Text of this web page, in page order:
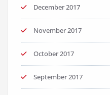
December 2017
November 2017
October 2017
September 2017